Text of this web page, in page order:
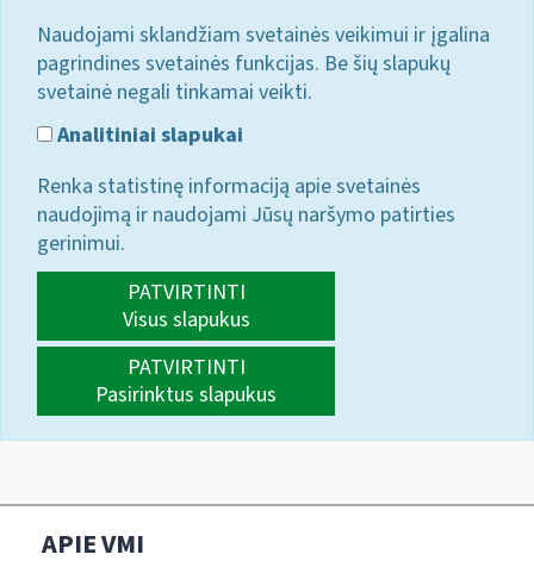
Naudojami sklandžiam svetainės veikimui ir įgalina
pagrindines svetainės funkcijas. Be šių slapukų
svetainė negali tinkamai veikti.
Analitiniai slapukai
Renka statistinę informaciją apie svetainės
naudojimą ir naudojami Jūsų naršymo patirties
gerinimui.
PATVIRTINTI
Visus slapukus
PATVIRTINTI
Pasirinktus slapukus
APIE VMI